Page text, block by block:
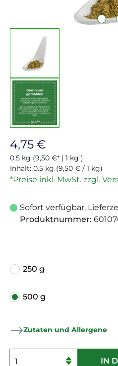
Regulärer Preis:
4,75 €
0.5 kg (9,50 €* | 1 kg )
Inhalt: 0.5 kg (9,50 € / 1 kg)
*Preise inkl. MwSt. zzgl.
Sofort verfügbar,
Produktnummer:
250 g
500 g
Zutaten und Allergene
Produkt Anzahl:IN